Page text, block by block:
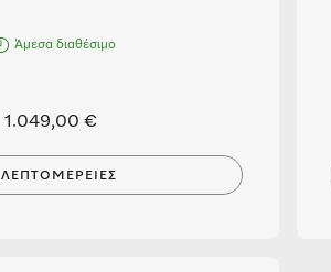
Άμεσα διαθέσιμο
1.049,00 €
ΛΕΠΤΟΜΈΡΕΙΕΣ